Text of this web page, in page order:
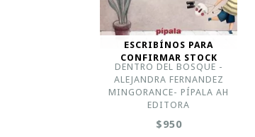
ESCRIBÍNOS PARA
CONFIRMAR STOCK
DENTRO DEL BOSQUE -
ALEJANDRA FERNANDEZ
MINGORANCE- PÍPALA AH
EDITORA
$950